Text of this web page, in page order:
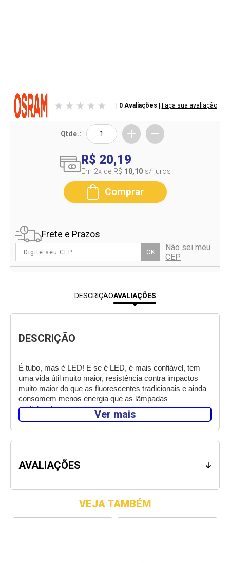
| 0 Avaliações Faça sua avaliação
Qtde.:
R$ 20,19
Em 2x de R$ 10,10 s/ juros
Comprar
Frete e Prazos
OK
Não sei meu
CEP
DESCRIÇÃOAVALIAÇÕES
DESCRIÇÃO
É tubo, mas é LED! E se é LED, é mais confiável, tem
uma vida útil muito maior, resistência contra impactos
muito maior do que as fluorescentes tradicionais e ainda
consomem menos energia que as lâmpadas
tradicionais.
E tudo isso sem perder nada na iluminação. São 1.300
A Lâmpada Tuboled da Osram é líder no mercado, sendo
Ver mais
AVALIAÇÕES
VEJA TAMBÉM